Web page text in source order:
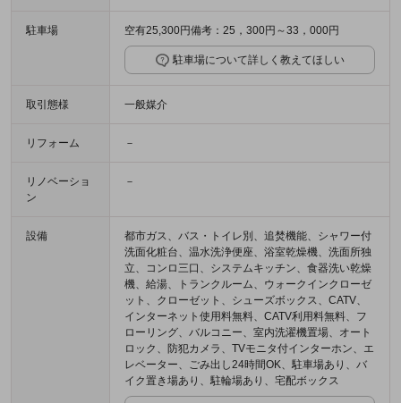
駐車場 空有25,300円備考：25，300円～33，000円
駐車場について詳しく教えてほしい
取引態様 一般媒介
リフォーム －
リノベーショ
ン
－
設備
都市ガス、バス・トイレ別、追焚機能、シャワー付
洗面化粧台、温水洗浄便座、浴室乾燥機、洗面所独
立、コンロ三口、システムキッチン、食器洗い乾燥
機、給湯、トランクルーム、ウォークインクローゼ
ット、クローゼット、シューズボックス、CATV、
インターネット使用料無料、CATV利用料無料、フ
ローリング、バルコニー、室内洗濯機置場、オート
ロック、防犯カメラ、TVモニタ付インターホン、エ
レベーター、ごみ出し24時間OK、駐車場あり、バ
イク置き場あり、駐輪場あり、宅配ボックス